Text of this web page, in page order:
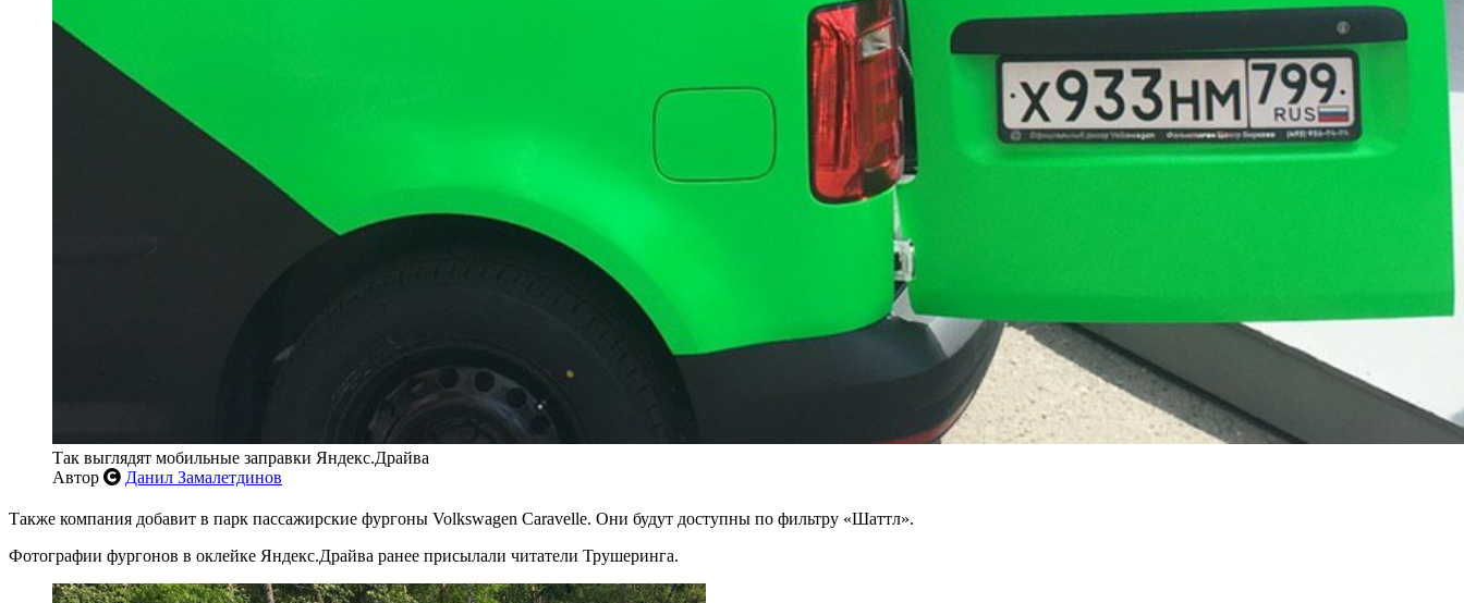
Так выглядят мобильные заправки Яндекс.Драйва
Автор
Данил Замалетдинов
Также компания добавит в парк пассажирские фургоны Volkswagen Caravelle. Они будут доступны по фильтру «Шаттл».
Фотографии фургонов в оклейке Яндекс.Драйва ранее присылали читатели Трушеринга.